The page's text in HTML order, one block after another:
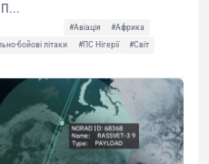
П...
#Авіація
#Африка
бойові літаки #ПС Нігерії
#Світ